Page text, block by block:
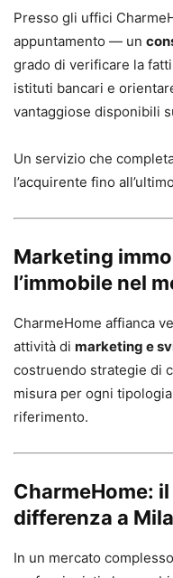
Presso gli uffici
appuntamento — un
grado di verificare la
istituti bancari e
vantaggiose disponibili
Un servizio che
l’acquirente fino
Marketing
l’immobile nel
CharmeHome affianca
attività di marketing e
costruendo strategie di
misura per ogni
riferimento.
CharmeHome:
differenza a
In un mercato